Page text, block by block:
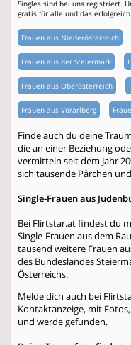
Singles sind bei uns registriert.
gratis für alle und das
Frauen aus Niederösterreich
Frauen aus der Steiermark
Frauen aus Oberösterreich
Frauen aus Vorarlberg
Finde auch du deine
die an einer Beziehung
vermitteln seit dem Jahr
sich tausende Pärchen
Single-Frauen aus
Bei Flirtstar.at findest du
Single-Frauen aus dem
tausend weitere Frauen
des Bundeslandes
Österreichs.
Melde dich auch bei
Kontaktanzeige, mit
und werde gefunden.